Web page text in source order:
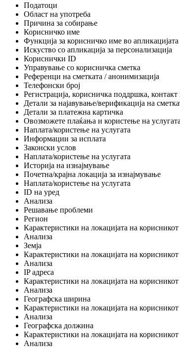
Податоци
Област на употреба
Причина за собирање
Корисничко име
Функција за корисничко име во апликацијата
Искуство со апликација за персонализација
Кориснички ID
Управување со корисничка сметка
Референци на сметката / анонимизација
Телефонски број
Регистрација, корисничка поддршка, контакт
Детали за најавување/верификација на
Детали за платежна картичка
Овозможете плаќања и користење на услугата
Наплата/користење на услугата
Информации за исплата
Законски услов
Наплата/користење на услугата
Историја на изнајмување
Почетна/крајна локација за изнајмување
Наплата/користење на услугата
ID на уред
Анализа
Решавање проблеми
Регион
Карактеристики на локацијата на корисникот
Анализа
Земја
Карактеристики на локацијата на корисникот
Анализа
IP адреса
Карактеристики на локацијата на корисникот
Анализа
Географска ширина
Карактеристики на локацијата на корисникот
Анализа
Географска должина
Карактеристики на локацијата на корисникот
Анализа